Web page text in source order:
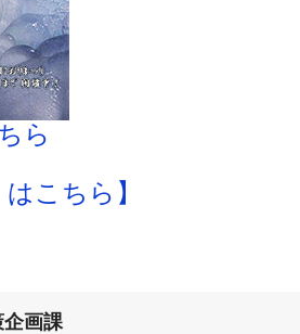
ら
こちら】
画課